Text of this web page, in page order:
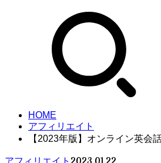
HOME
アフィリエイト
【2023年版】オンライン英会
アフィリエイト 2023.01.22